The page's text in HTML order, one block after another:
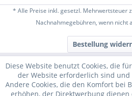
* Alle Preise inkl. gesetzl. Mehrwertsteuer
Nachnahmegebühren, wenn nicht
Bestellung
Diese Website benutzt Cookies, die
der Website erforderlich sind und
Andere Cookies, die den Komfort bei
erhöhen, der Direktwerbung